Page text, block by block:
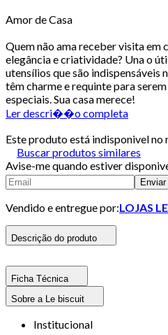
Amor de Casa
Quem não ama receber visita em
elegância e criatividade? Una o
utensílios que são indispensáveis
têm charme e requinte para
especiais. Sua casa merece!
Ler descri��o completa
Este produto está indisponivel no
Buscar produtos similares
Avise-me quando estiver
Enviar
Vendido e entregue por:LOJAS
Descrição do produto
Ficha Técnica
Sobre a Le biscuit
Institucional